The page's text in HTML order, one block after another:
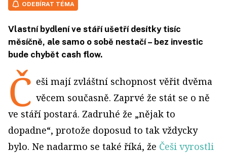
ODEBÍRAT TÉMA
Vlastní bydlení ve stáří ušetří desítky tisíc
měsíčně, ale samo o sobě nestačí – bez investic
bude chybět cash flow.
Č eši mají zvláštní schopnost věřit dvěma
věcem současně. Zaprvé že stát se o ně
ve stáří postará. Zadruhé že „nějak to
dopadne“, protože doposud to tak vždycky
bylo. Ne nadarmo se také říká, že Češi vyrostli